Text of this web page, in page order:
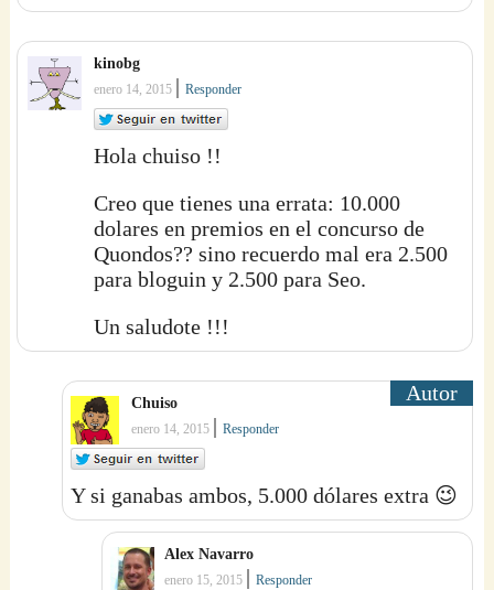
kinobg
enero 14, 2015 |Responder
Hola chuiso !!
Creo que tienes una errata: 10.000
dolares en premios en el concurso de
Quondos?? sino recuerdo mal era 2.500
para bloguin y 2.500 para Seo.
Un saludote !!!
Chuiso
enero 14, 2015 |Responder
Y si ganabas ambos, 5.000 dólares extra 😉
Alex Navarro
enero 15, 2015 |Responder